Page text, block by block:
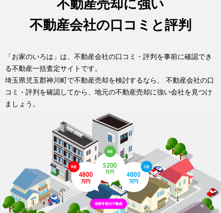
不動産売却に強い
不動産会社の口コミと評判
「お家のいろは」は、不動産会社の口コミ・評判を事前に確認でき
る不動産一括査定サイトです。
埼玉県児玉郡神川町で不動産売却を検討するなら、 不動産会社の口
コミ・評判を確認してから、地元の不動産売却に強い会社を見つけ
ましょう。